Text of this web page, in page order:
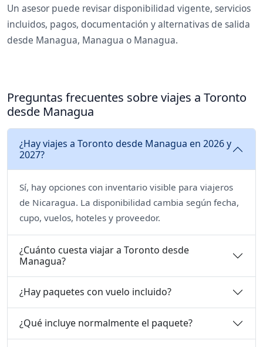
Un asesor puede revisar disponibilidad vigente, servicios
incluidos, pagos, documentación y alternativas de salida
desde Managua, Managua o Managua.
Preguntas frecuentes sobre viajes a Toronto
desde Managua
¿Hay viajes a Toronto desde Managua en 2026 y
2027?
Sí, hay opciones con inventario visible para viajeros
de Nicaragua. La disponibilidad cambia según fecha,
cupo, vuelos, hoteles y proveedor.
¿Cuánto cuesta viajar a Toronto desde
Managua?
¿Hay paquetes con vuelo incluido?
¿Qué incluye normalmente el paquete?